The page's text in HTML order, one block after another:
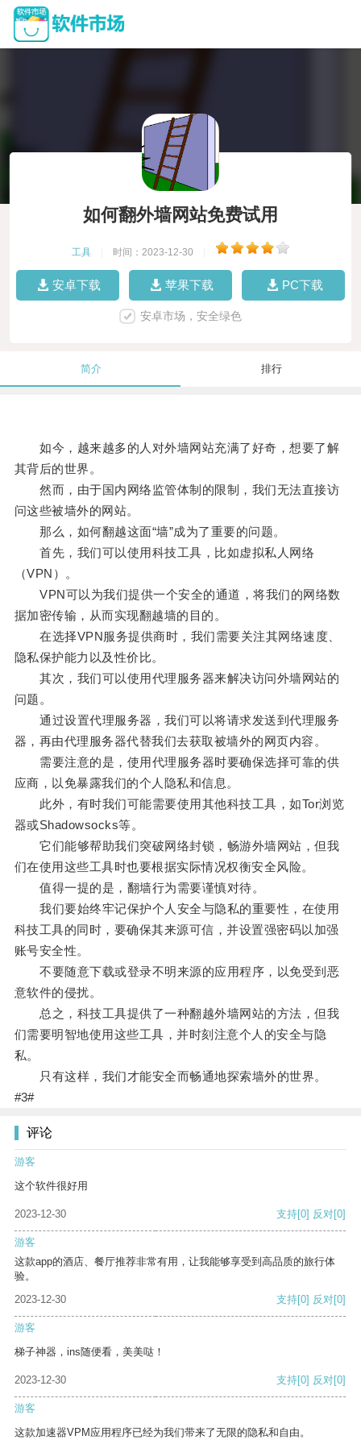
如何翻外墙网站免费试用
工具 时间：2023-12-30
安卓下载 苹果下载 PC下载
安卓市场，安全绿色
简介 排行
如今，越来越多的人对外墙网站充满了好奇，想要了解
其背后的世界。
然而，由于国内网络监管体制的限制，我们无法直接访
问这些被墙外的网站。
那么，如何翻越这面“墙”成为了重要的问题。
首先，我们可以使用科技工具，比如虚拟私人网络
（VPN）。
VPN可以为我们提供一个安全的通道，将我们的网络数
据加密传输，从而实现翻越墙的目的。
在选择VPN服务提供商时，我们需要关注其网络速度、
隐私保护能力以及性价比。
其次，我们可以使用代理服务器来解决访问外墙网站的
问题。
通过设置代理服务器，我们可以将请求发送到代理服务
器，再由代理服务器代替我们去获取被墙外的网页内容。
需要注意的是，使用代理服务器时要确保选择可靠的供
应商，以免暴露我们的个人隐私和信息。
此外，有时我们可能需要使用其他科技工具，如Tor浏览
器或Shadowsocks等。
它们能够帮助我们突破网络封锁，畅游外墙网站，但我
们在使用这些工具时也要根据实际情况权衡安全风险。
值得一提的是，翻墙行为需要谨慎对待。
我们要始终牢记保护个人安全与隐私的重要性，在使用
科技工具的同时，要确保其来源可信，并设置强密码以加强
账号安全性。
不要随意下载或登录不明来源的应用程序，以免受到恶
意软件的侵扰。
总之，科技工具提供了一种翻越外墙网站的方法，但我
们需要明智地使用这些工具，并时刻注意个人的安全与隐
私。
只有这样，我们才能安全而畅通地探索墙外的世界。
#3#
评论
游客
这个软件很好用
2023-12-30 支持[0] 反对[0]
游客
这款app的酒店、餐厅推荐非常有用，让我能够享受到高品质的旅行体
验。
2023-12-30
支持[0] 反对[0]
游客
梯子神器，ins随便看，美美哒！
2023-12-30 支持[0] 反对[0]
游客
这款加速器VPM应用程序已经为我们带来了无限的隐私和自由。